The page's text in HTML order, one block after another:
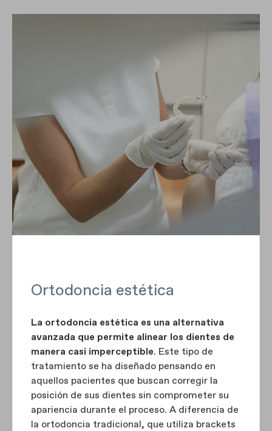
Ortodoncia estética
La ortodoncia estética es una alternativa
avanzada que permite alinear los dientes de
manera casi imperceptible. Este tipo de
tratamiento se ha diseñado pensando en
aquellos pacientes que buscan corregir la
posición de sus dientes sin comprometer su
apariencia durante el proceso. A diferencia de
la ortodoncia tradicional, que utiliza brackets